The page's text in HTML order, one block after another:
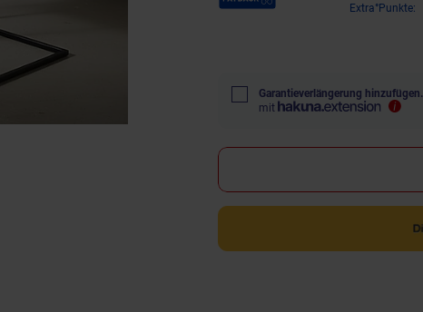
Extra°Punkte:
Garantieverlängerung hinzufügen.
mit